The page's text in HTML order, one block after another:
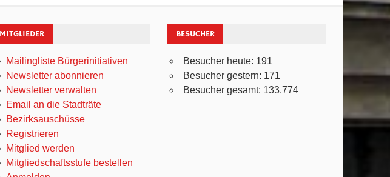
MITGLIEDER
Mailingliste Bürgerinitiativen
Newsletter abonnieren
Newsletter verwalten
Email an die Stadträte
Bezirksauschüsse
Registrieren
Mitglied werden
Mitgliedschaftsstufe bestellen
BESUCHER
Besucher heute: 191
Besucher gestern: 171
Besucher gesamt: 133.774